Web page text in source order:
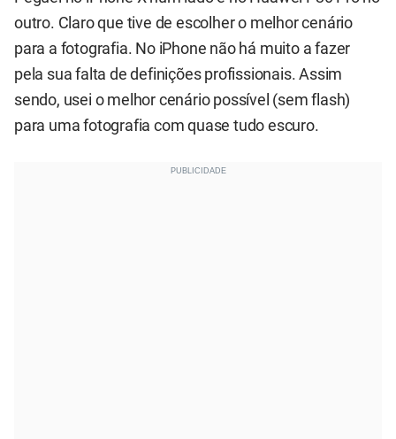
outro. Claro que tive de escolher o melhor cenário
para a fotografia. No iPhone não há muito a fazer
pela sua falta de definições profissionais. Assim
sendo, usei o melhor cenário possível (sem flash)
para uma fotografia com quase tudo escuro.